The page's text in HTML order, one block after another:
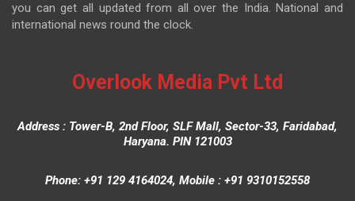
you can get all updated from all over the India. National and
international news round the clock.
Overlook Media Pvt Ltd
Address : Tower-B, 2nd Floor, SLF Mall, Sector-33, Faridabad,
Haryana. PIN 121003
Phone: +91 129 4164024, Mobile : +91 9310152558